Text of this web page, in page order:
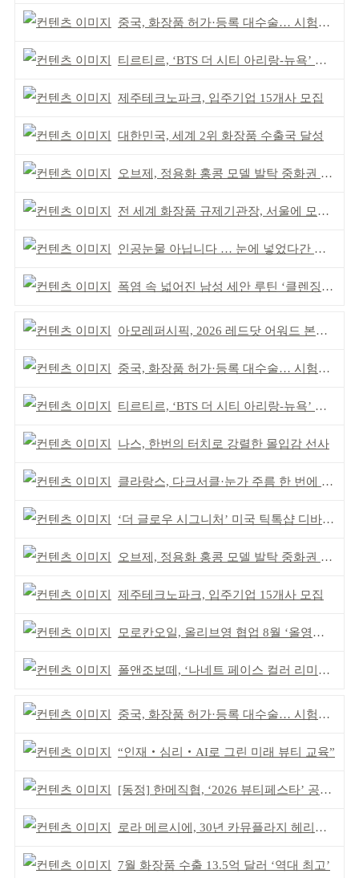
중국, 화장품 허가·등록 대수술… 시험자료 공용 허용
티르티르, ‘BTS 더 시티 아리랑-뉴욕’ 참여
제주테크노파크, 입주기업 15개사 모집
대한민국, 세계 2위 화장품 수출국 달성
오브제, 정용화 홍콩 모델 발탁 중화권 공략 강화
전 세계 화장품 규제기관장, 서울에 모인다
인공눈물 아닙니다 … 눈에 넣었다간 각막 손상
폭염 속 넓어진 남성 세안 루틴 ‘클렌징’ 거래액 급증
아모레퍼시픽, 2026 레드닷 어워드 본상 2개 수상
중국, 화장품 허가·등록 대수술… 시험자료 공용 허용
티르티르, ‘BTS 더 시티 아리랑-뉴욕’ 참여
나스, 한번의 터치로 강렬한 몰입감 선사
클라랑스, 다크서클·눈가 주름 한 번에 더블 케어
‘더 글로우 시그니처’ 미국 틱톡샵 디바이스 부문 1위
오브제, 정용화 홍콩 모델 발탁 중화권 공략 강화
제주테크노파크, 입주기업 15개사 모집
모로칸오일, 올리브영 협업 8월 ‘올영픽’ 선정
폴앤조보떼, ‘나네트 페이스 컬러 리미티드’ 출시
중국, 화장품 허가·등록 대수술… 시험자료 공용 허용
“인재‧심리‧AI로 그린 미래 뷰티 교육”
[동정] 한메직협, ‘2026 뷰티페스타’ 공동 주최
로라 메르시에, 30년 카뮤플라지 헤리티지 담아
7월 화장품 수출 13.5억 달러 ‘역대 최고’